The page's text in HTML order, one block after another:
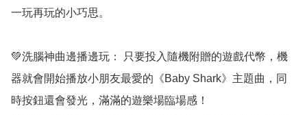
一玩再玩的小巧思。
💚洗腦神曲邊播邊玩： 只要投入隨機附贈的遊戲代幣，機
器就會開始播放小朋友最愛的《Baby Shark》主題曲，同
時按鈕還會發光，滿滿的遊樂場臨場感！